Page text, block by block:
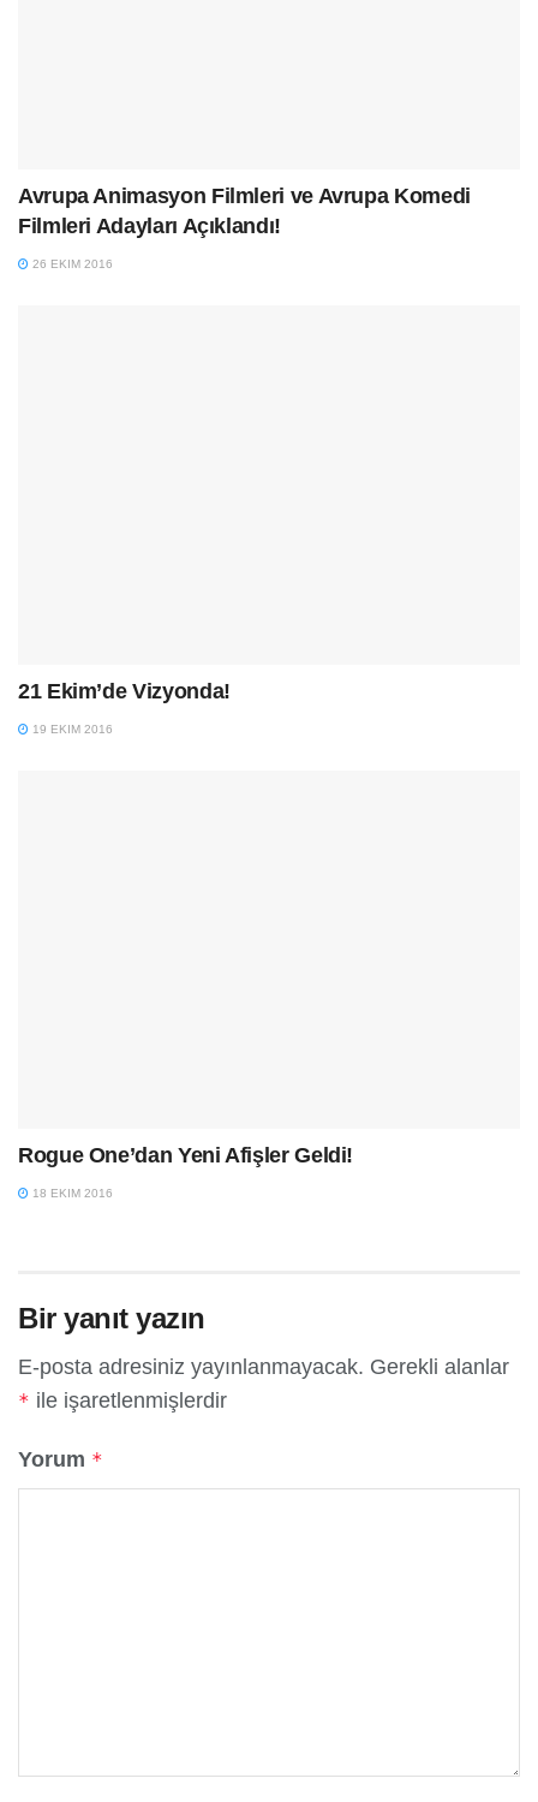
Avrupa Animasyon Filmleri ve Avrupa Komedi
Filmleri Adayları Açıklandı!
26 EKIM 2016
21 Ekim’de Vizyonda!
19 EKIM 2016
Rogue One’dan Yeni Afişler Geldi!
18 EKIM 2016
Bir yanıt yazın
E-posta adresiniz yayınlanmayacak. Gerekli alanlar
* ile işaretlenmişlerdir
Yorum *